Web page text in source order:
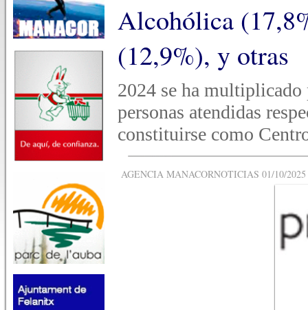
Alcohólica
(12,9%), y otras
2024 se ha multiplicado
personas atendidas
constituirse como
AGENCIA MANACORNOTICIAS 01/10/